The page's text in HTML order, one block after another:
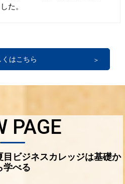
た。
くはこちら
PAGE
ビジネスカレッジは基礎か
学べる